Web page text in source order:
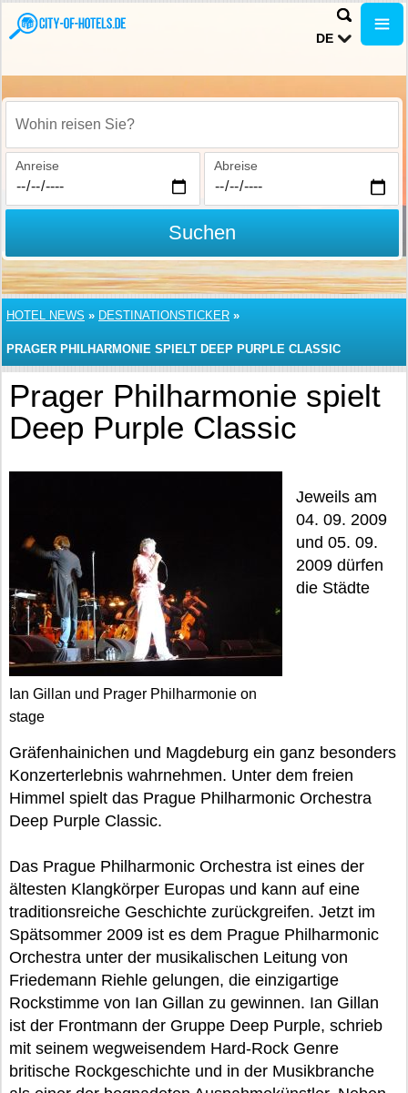
DE
Wohin reisen Sie?
Anreise Abreise
Suchen
HOTEL NEWS » DESTINATIONSTICKER »
PRAGER PHILHARMONIE SPIELT DEEP PURPLE CLASSIC
Prager Philharmonie spielt
Deep Purple Classic
Ian Gillan und Prager Philharmonie on
stage
Jeweils am
04. 09. 2009
und 05. 09.
2009 dürfen
die Städte
Gräfenhainichen und Magdeburg ein ganz besonders
Konzerterlebnis wahrnehmen. Unter dem freien
Himmel spielt das Prague Philharmonic Orchestra
Deep Purple Classic.
Das Prague Philharmonic Orchestra ist eines der
ältesten Klangkörper Europas und kann auf eine
traditionsreiche Geschichte zurückgreifen. Jetzt im
Spätsommer 2009 ist es dem Prague Philharmonic
Orchestra unter der musikalischen Leitung von
Friedemann Riehle gelungen, die einzigartige
Rockstimme von Ian Gillan zu gewinnen. Ian Gillan
ist der Frontmann der Gruppe Deep Purple, schrieb
mit seinem wegweisendem Hard-Rock Genre
britische Rockgeschichte und in der Musikbranche